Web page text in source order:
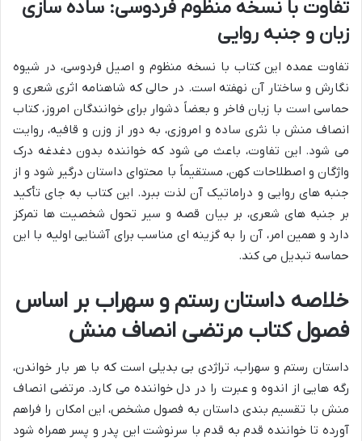
تفاوت با نسخه منظوم فردوسی: ساده سازی
زبان و جنبه روایی
تفاوت عمده این کتاب با نسخه منظوم و اصیل فردوسی، در شیوه
نگارش و ساختار آن نهفته است. در حالی که شاهنامه اثری شعری و
حماسی است با زبان فاخر و بعضاً دشوار برای خوانندگان امروز، کتاب
انصاف منش با نثری ساده و امروزی، به دور از وزن و قافیه، روایت
می شود. این تفاوت، باعث می شود که خواننده بدون دغدغه درک
واژگان و اصطلاحات کهن، مستقیماً با محتوای داستان درگیر شود و از
جنبه های روایی و دراماتیک آن لذت ببرد. این کتاب به جای تأکید
بر جنبه های شعری، بر بیان قصه و سیر تحول شخصیت ها تمرکز
دارد و همین امر، آن را به گزینه ای مناسب برای آشنایی اولیه با این
حماسه تبدیل می کند.
خلاصه داستان رستم و سهراب بر اساس
فصول کتاب مرتضی انصاف منش
داستان رستم و سهراب، تراژدی بی بدیلی است که با هر بار خواندن،
رگه هایی از اندوه و عبرت را در دل خواننده می کارد. مرتضی انصاف
منش با تقسیم بندی داستان به فصول مشخص، این امکان را فراهم
آورده تا خواننده قدم به قدم با سرنوشت این پدر و پسر همراه شود